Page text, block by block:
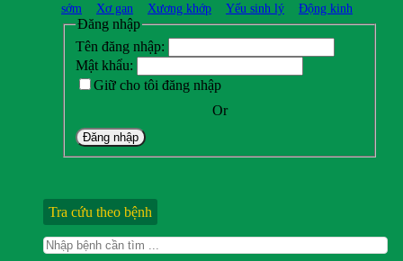
sớm
Xơ gan Xương khớp Yếu sinh lý Động kinh
Đăng nhập
Tên đăng nhập:
Mật khẩu:
Giữ cho tôi đăng nhập
Or
Đăng nhập
Tra cứu theo bệnh